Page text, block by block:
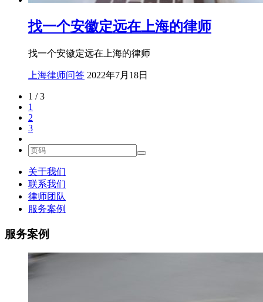
找一个安徽定远在上海的律师
找一个安徽定远在上海的律师
上海律师问答 2022年7月18日
1 / 3
1
2
3
关于我们
联系我们
律师团队
服务案例
服务案例